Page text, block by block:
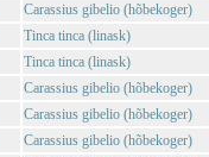
Carassius gibelio (hõbekoger)
Tinca tinca (linask)
Tinca tinca (linask)
Carassius gibelio (hõbekoger)
Carassius gibelio (hõbekoger)
Carassius gibelio (hõbekoger)